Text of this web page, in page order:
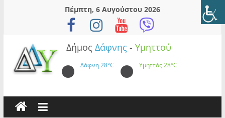
Πέμπτη, 6 Αυγούστου 2026
Δήμος Δάφνης - Υμηττού
Δάφνη28°C Υμηττός28°C